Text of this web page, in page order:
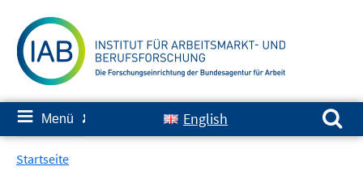
zum
Inhalt
≡ Menü ✘ English
Suchen nach:
Startseite